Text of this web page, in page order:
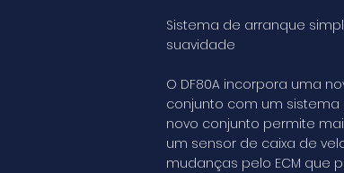
Sistema de arranque
suavidade
O DF80A incorpora uma
conjunto com um
novo conjunto permite
um sensor de caixa de
mudanças pelo ECM que